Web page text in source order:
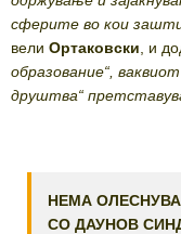
сферите во кои
вели Ортаковски , и
образование“,
друштва“
НЕМА
СО ДАУНОВ